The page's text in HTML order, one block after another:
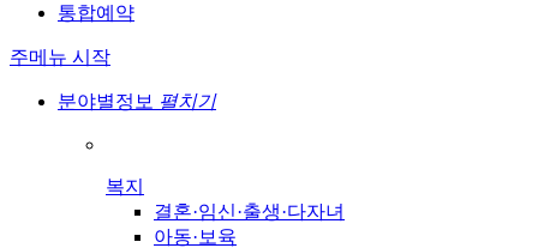
통합예약
주메뉴 시작
분야별정보 펼치기
복지
결혼·임신·출생·다자녀
아동·보육